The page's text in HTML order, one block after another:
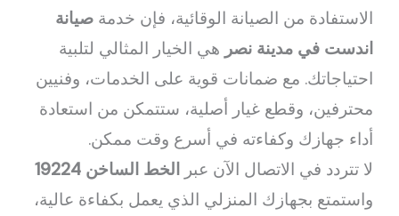
الاستفادة من الصيانة الوقائية، فإن خدمةصيانة
اندست في مدينة نصر هي الخيار المثالي لتلبية
احتياجاتك. مع ضمانات قوية على الخدمات، وفنيين
محترفين، وقطع غيار أصلية، ستتمكن من استعادة
أداء جهازك وكفاءته في أسرع وقت ممكن.
لا تتردد في الاتصال الآن عبرالخط الساخن 19224
واستمتع بجهازك المنزلي الذي يعمل بكفاءة عالية،